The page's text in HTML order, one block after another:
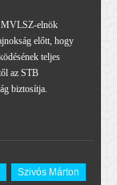
MVLSZ-elnök
előtt, hogy
teljes
az STB
biztosítja.
Szivós Márton